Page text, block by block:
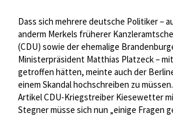
Dass sich mehrere deutsche Politiker –
anderm Merkels früherer
(CDU) sowie der ehemalige
Ministerpräsident Matthias Platzeck –
getroffen hätten, meinte auch der
einem Skandal hochschreiben zu
Artikel CDU-Kriegstreiber Kiesewetter
Stegner müsse sich nun „einige Fragen